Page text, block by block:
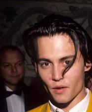
CONCORSI
EVENTI
VIDEO
TV